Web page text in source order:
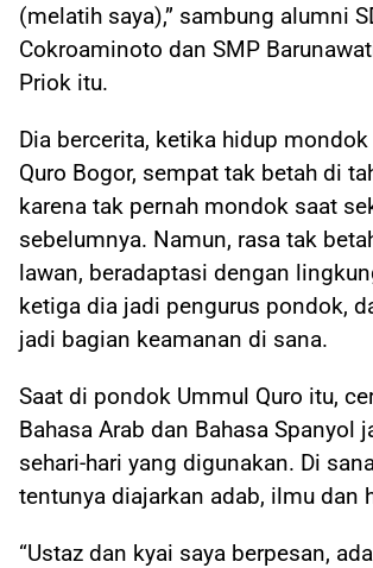
(melatih saya),” sambung alumni
Cokroaminoto dan SMP
Priok itu.
Dia bercerita, ketika hidup
Quro Bogor, sempat tak betah di
karena tak pernah mondok saat
sebelumnya. Namun, rasa tak
lawan, beradaptasi dengan
ketiga dia jadi pengurus pondok,
jadi bagian keamanan di sana.
Saat di pondok Ummul Quro itu,
Bahasa Arab dan Bahasa Spanyol
sehari-hari yang digunakan. Di
tentunya diajarkan adab, ilmu dan
“Ustaz dan kyai saya berpesan,